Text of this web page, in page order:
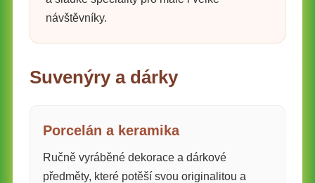
návštěvníky.
Suvenýry a dárky
Porcelán a keramika
Ručně vyráběné dekorace a dárkové
předměty, které potěší svou originalitou a